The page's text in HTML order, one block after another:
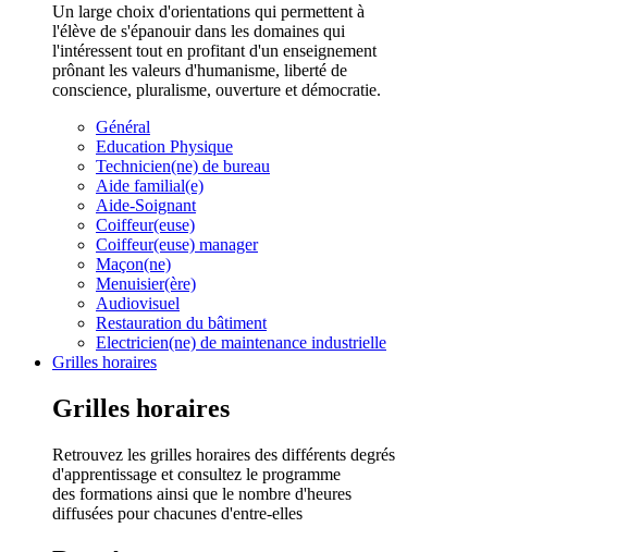
Un large choix d'orientations qui permettent à
l'élève de s'épanouir dans les domaines qui
l'intéressent tout en profitant d'un enseignement
prônant les valeurs d'humanisme, liberté de
conscience, pluralisme, ouverture et démocratie.
Général
Education Physique
Technicien(ne) de bureau
Aide familial(e)
Aide-Soignant
Coiffeur(euse)
Coiffeur(euse) manager
Maçon(ne)
Menuisier(ère)
Audiovisuel
Restauration du bâtiment
Electricien(ne) de maintenance industrielle
Grilles horaires
Grilles horaires
Retrouvez les grilles horaires des différents degrés
d'apprentissage et consultez le programme
des formations ainsi que le nombre d'heures
diffusées pour chacunes d'entre-elles